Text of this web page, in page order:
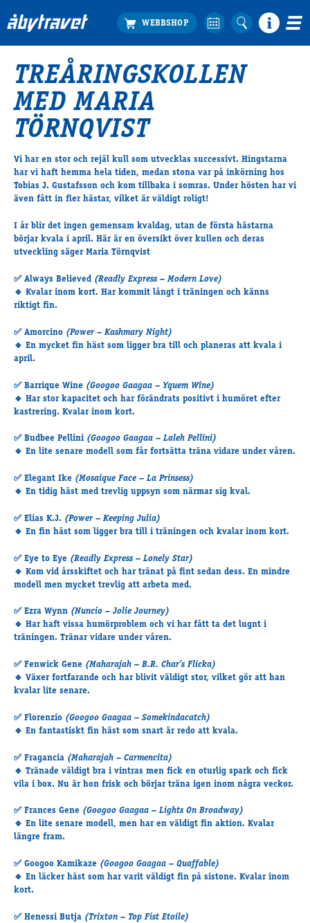
Köp biljett
Travprogrammet
Boka ställplats
Bra att veta
Restauranger
Catering by Lyon
Hotell nära oss
Presentkort
Tävlingsdagar
Exponering & värdskap
Aktiviteter
Hört och hänt
Tävlingsserier
Träning och provlopp
Aktiva
Månadens hästägare 2026
Euro Classic Trot
Supertorsdag för företag
Supertorsdag
Ridsport
Om travskolan
Samarbetspartners
Licenskurser
Kursutbud och Aktiviteter
Ungdoms­stipendium
Ledningsgrupp
Kontakt
Styrelsen
Åby Trav­sällskap
Intresseföreningar
TREÅRINGSKOLLEN
MED MARIA
TÖRNQVIST
Vi har en stor och rejäl kullsom utvecklas successivt. Hingstarna
har vi haft hemma hela tiden, medan stona var på inkörning hos
Tobias J. Gustafssonoch kom tillbaka i somras. Under hösten har vi
även fått in fler hästar, vilket är väldigt roligt!
I år blir det ingen gemensam kvaldag, utan de första hästarna
börjar kvala i april. Här är en översikt över kullen och deras
utveckling säger Maria Törnqvist
✅ Always Believed (Readly Express – Modern Love)
🔹 Kvalar inom kort. Har kommit långt i träningen och känns
riktigt fin.
✅ Amorcino (Power – Kashmary Night)
🔹 En mycket fin häst som ligger bra till och planeras att kvala i
april.
✅ Barrique Wine (Googoo Gaagaa – Yquem Wine)
🔹 Har stor kapacitet och har förändrats positivt i humöret efter
kastrering. Kvalar inom kort.
✅ Budbee Pellini (Googoo Gaagaa – Laleh Pellini)
🔹 En lite senare modell som får fortsätta träna vidare under våren.
✅ Elegant Ike (Mosaique Face – La Prinsess)
🔹 En tidig häst med trevlig uppsyn som närmar sig kval.
✅ Elias K.J. (Power – Keeping Julia)
🔹 En fin häst som ligger bra till i träningen och kvalar inom kort.
✅ Eye to Eye (Readly Express – Lonely Star)
🔹 Kom vid årsskiftet och har tränat på fint sedan dess. En mindre
modell men mycket trevlig att arbeta med.
✅ Ezra Wynn (Nuncio – Jolie Journey)
🔹 Har haft vissa humörproblem och vi har fått ta det lugnt i
träningen. Tränar vidare under våren.
✅ Fenwick Gene (Maharajah – B.R. Char’s Flicka)
🔹 Växer fortfarande och har blivit väldigt stor, vilket gör att han
kvalar lite senare.
✅ Florenzio (Googoo Gaagaa – Somekindacatch)
🔹 En fantastiskt fin häst som snart är redo att kvala.
✅ Fragancia (Maharajah – Carmencita)
🔹 Tränade väldigt bra i vintras men fick en oturlig spark och fick
vila i box. Nu är hon frisk och börjar träna igen inom några veckor.
✅ Frances Gene (Googoo Gaagaa – Lights On Broadway)
🔹 En lite senare modell, men har en väldigt fin aktion. Kvalar
längre fram.
✅ Googoo Kamikaze (Googoo Gaagaa – Quaffable)
🔹 En läcker häst som har varit väldigt fin på sistone. Kvalar inom
kort.
✅ Henessi Butja (Trixton – Top Fist Etoile)